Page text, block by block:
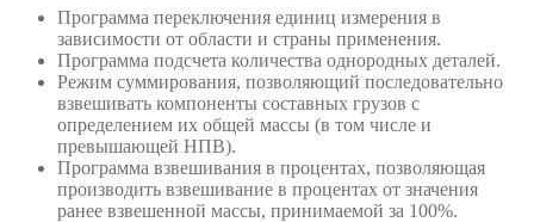
Программа переключения единиц измерения в
зависимости от области и страны применения.
Программа подсчета количества однородных деталей.
Режим суммирования, позволяющий последовательно
взвешивать компоненты составных грузов с
определением их общей массы (в том числе и
превышающей НПВ).
Программа взвешивания в процентах, позволяющая
производить взвешивание в процентах от значения
ранее взвешенной массы, принимаемой за 100%.